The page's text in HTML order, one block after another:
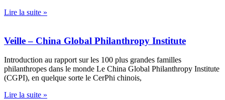
Lire la suite »
Veille – China Global Philanthropy Institute
Introduction au rapport sur les 100 plus grandes familles
philanthropes dans le monde Le China Global Philanthropy Institute
(CGPI), en quelque sorte le CerPhi chinois,
Lire la suite »